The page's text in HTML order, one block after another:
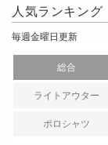
人気ランキング
毎週金曜日更新
総合
ライトアウター
ポロシャツ